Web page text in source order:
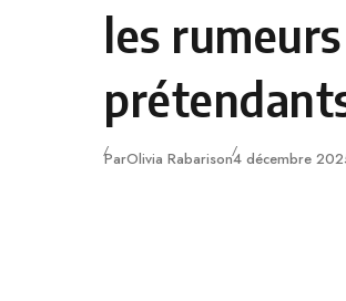
les
ParOlivia RabarisonPublié
4 décembre